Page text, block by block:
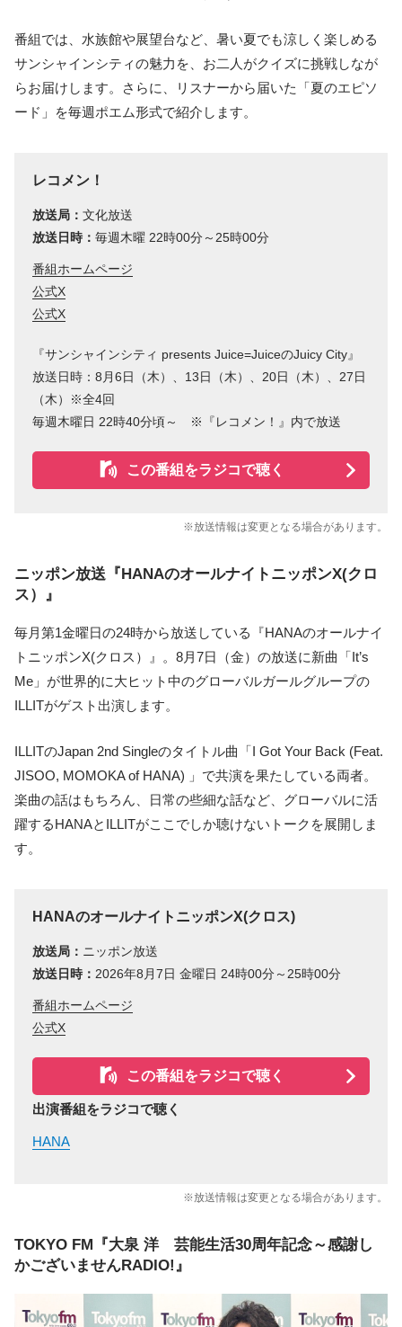
番組では、水族館や展望台など、暑い夏でも涼しく楽しめる
サンシャインシティの魅力を、お二人がクイズに挑戦しなが
らお届けします。さらに、リスナーから届いた「夏のエピソ
ード」を毎週ポエム形式で紹介します。
レコメン！
放送局： 文化放送
放送日時： 毎週木曜 22時00分～25時00分
番組ホームページ
公式X
公式X
『サンシャインシティ presents Juice=JuiceのJuicy City』
放送日時：8月6日（木）、13日（木）、20日（木）、27日
（木）※全4回
毎週木曜日 22時40分頃～ ※『レコメン！』内で放送
この番組をラジコで聴く
※放送情報は変更となる場合があります。
ニッポン放送『HANAのオールナイトニッポンX(クロ
ス）』
毎月第1金曜日の24時から放送している『HANAのオールナイ
トニッポンX(クロス）』。8月7日（金）の放送に新曲「It’s
Me」が世界的に大ヒット中のグローバルガールグループの
ILLITがゲスト出演します。
ILLITのJapan 2nd Singleのタイトル曲「I Got Your Back (Feat.
JISOO, MOMOKA of HANA) 」で共演を果たしている両者。
楽曲の話はもちろん、日常の些細な話など、グローバルに活
躍するHANAとILLITがここでしか聴けないトークを展開しま
す。
HANAのオールナイトニッポンX(クロス)
放送局： ニッポン放送
放送日時： 2026年8月7日 金曜日 24時00分～25時00分
番組ホームページ
公式X
この番組をラジコで聴く
出演番組をラジコで聴く
HANA
※放送情報は変更となる場合があります。
TOKYO FM『大泉 洋 芸能生活30周年記念～感謝し
かございませんRADIO!』